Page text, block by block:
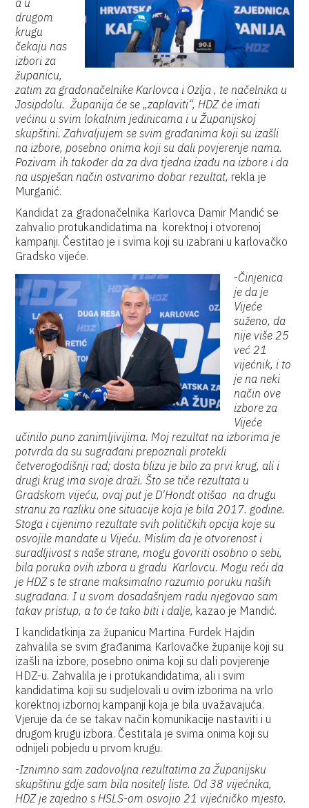
a u
drugom
krugu
čekaju nas
izbori za
županicu,
zatim za gradonačelnike Karlovca i Ozlja , te načelnika u
Josipdolu. Županija će se „zaplaviti“, HDZ će imati
većinu u svim lokalnim jedinicama i u Županijskoj
skupštini. Zahvaljujem se svim građanima koji su izašli
na izbore, posebno onima koji su dali povjerenje nama.
Pozivam ih također da za dva tjedna izađu na izbore i da
na uspješan način ostvarimo dobar rezultat, rekla je
Murganić.
Kandidat za gradonačelnika Karlovca Damir Mandić se
zahvalio protukandidatima na korektnoj i otvorenoj
kampanji. Čestitao je i svima koji su izabrani u karlovačko
Gradsko vijeće.
-Činjenica
je da je
Vijeće
suženo, da
nije više 25
već 21
vijećnik, i to
je na neki
način ove
izbore za
Vijeće
učinilo puno zanimljivijima. Moj rezultat na izborima je
potvrda da su sugrađani prepoznali protekli
četverogodišnji rad; dosta blizu je bilo za prvi krug, ali i
drugi krug ima svoje draži. Što se tiče rezultata u
Gradskom vijeću, ovaj put je D'Hondt otišao na drugu
stranu za razliku one situacije koja je bila 2017. godine.
Stoga i cijenimo rezultate svih političkih opcija koje su
osvojile mandate u Vijeću. Mislim da je otvorenost i
suradljivost s naše strane, mogu govoriti osobno o sebi,
bila poruka ovih izbora u gradu Karlovcu. Mogu reći da
je HDZ s te strane maksimalno razumio poruku naših
sugrađana. I u svom dosadašnjem radu njegovao sam
takav pristup, a to će tako biti i dalje, kazao je Mandić.
I kandidatkinja za županicu Martina Furdek Hajdin
zahvalila se svim građanima Karlovačke županije koji su
izašli na izbore, posebno onima koji su dali povjerenje
HDZ-u. Zahvalila je i protukandidatima, ali i svim
kandidatima koji su sudjelovali u ovim izborima na vrlo
korektnoj izbornoj kampanji koja je bila uvažavajuća.
Vjeruje da će se takav način komunikacije nastaviti i u
drugom krugu izbora. Čestitala je svima onima koji su
odnijeli pobjedu u prvom krugu.
-Iznimno sam zadovoljna rezultatima za Županijsku
skupštinu gdje sam bila nositelj liste. Od 38 vijećnika,
HDZ je zajedno s HSLS-om osvojio 21 vijećničko mjesto.